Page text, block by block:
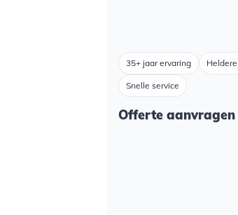
35+ jaar ervaring
Snelle service
Offerte